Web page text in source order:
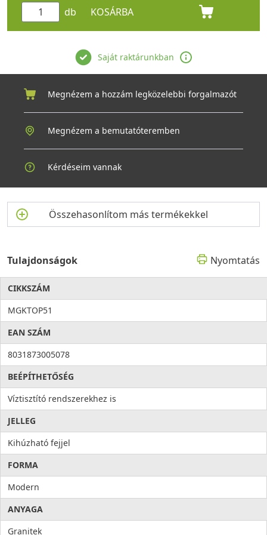
víz vásárlását, így gazdaságos és környezetbarát alternatívát is
kínál. A modern technológia és az egyszerű kezelhetőség
egyensúlya a felhasználó kényelmét helyezi előtérbe.
Emelje konyhája kényelmét magasabb szintre
otthoni komfort és a minőségi életvitel irányába. Tapasztalja
múltán is számíthat.
db KOSÁRBA
Saját raktárunkban
Megnézem a hozzám legközelebbi forgalmazót
Megnézem a bemutatóteremben
Kérdéseim vannak
Összehasonlítom más termékekkel
Tulajdonságok Nyomtatás
CIKKSZÁM
MGKTOP51
EAN SZÁM
8031873005078
BEÉPÍTHETŐSÉG
Víztisztító rendszerekhez is
JELLEG
Kihúzható fejjel
FORMA
Modern
ANYAGA
Granitek